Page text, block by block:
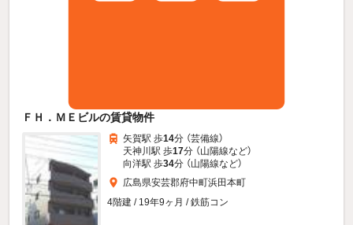
ＦＨ．ＭＥビルの賃貸物件
矢賀駅 歩14分 （芸備線）
天神川駅 歩17分 （山陽線など）
向洋駅 歩34分 （山陽線など）
広島県安芸郡府中町浜田本町
4階建 / 19年9ヶ月 / 鉄筋コン